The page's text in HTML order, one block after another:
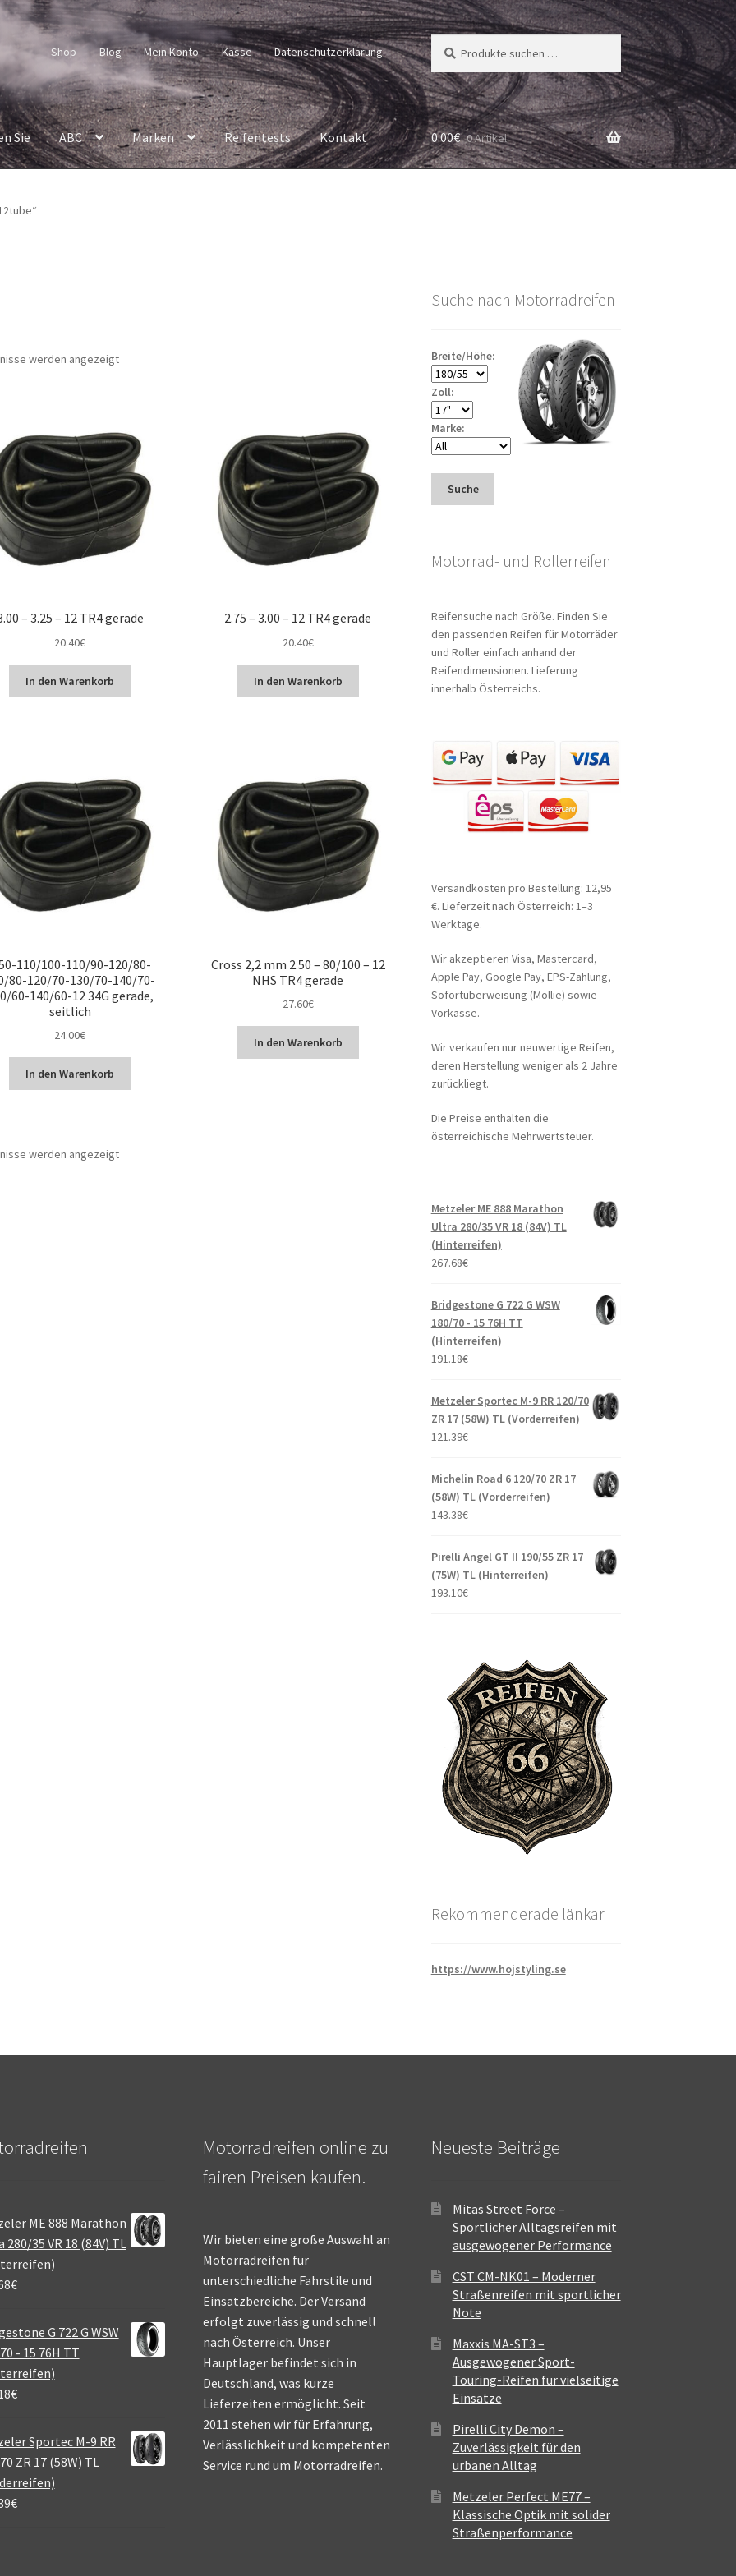
Shop Blog Mein Konto Kasse Datenschutzerklärung
Suchen
nach:
Suchen
Sie ABC Marken Reifentests Kontakt 0.00€ 0 Artikel
werden angezeigtNach
– 3.25 – 12 TR4 gerade
20.40€
In den Warenkorb
2.75 – 3.00 – 12 TR4 gerade
20.40€
In den Warenkorb
110/100-110/90-120/80-
80-120/70-130/70-140/70-
60-140/60-12 34G gerade,
seitlich
24.00€
In den Warenkorb
Cross 2,2 mm 2.50 – 80/100 – 12
NHS TR4 gerade
27.60€
In den Warenkorb
werden angezeigtNach
Suche nach Motorradreifen
Breite/Höhe:
Zoll:
Marke:
Suche
Motorrad- und Rollerreifen
Reifensuche nach Größe. Finden Sie
den passenden Reifen für Motorräder
und Roller einfach anhand der
Reifendimensionen. Lieferung
innerhalb Österreichs.
Versandkosten pro Bestellung: 12,95
€. Lieferzeit nach Österreich: 1–3
Werktage.
Wir akzeptieren Visa, Mastercard,
Apple Pay, Google Pay, EPS-Zahlung,
Sofortüberweisung (Mollie) sowie
Vorkasse.
Wir verkaufen nur neuwertige Reifen,
deren Herstellung weniger als 2 Jahre
zurückliegt.
Die Preise enthalten die
österreichische Mehrwertsteuer.
Metzeler ME 888 Marathon
Ultra 280/35 VR 18 (84V) TL
(Hinterreifen)
267.68€
Bridgestone G 722 G WSW
180/70 - 15 76H TT
(Hinterreifen)
191.18€
Metzeler Sportec M-9 RR 120/70
ZR 17 (58W) TL (Vorderreifen)
121.39€
Michelin Road 6 120/70 ZR 17
(58W) TL (Vorderreifen)
143.38€
Pirelli Angel GT II 190/55 ZR 17
(75W) TL (Hinterreifen)
193.10€
Rekommenderade länkar
https://www.hojstyling.se
ME 888 Marathon
280/35 VR 18 (84V) TL
€
G 722 G WSW
- 15 76H TT
€
Sportec M-9 RR
ZR 17 (58W) TL
€
Motorradreifen online zu
fairen Preisen kaufen.
Wir bieten eine große Auswahl an
Motorradreifen für
unterschiedliche Fahrstile und
Einsatzbereiche. Der Versand
erfolgt zuverlässig und schnell
nach Österreich. Unser
Hauptlager befindet sich in
Deutschland, was kurze
Lieferzeiten ermöglicht. Seit
2011 stehen wir für Erfahrung,
Verlässlichkeit und kompetenten
Service rund um Motorradreifen.
Neueste Beiträge
Mitas Street Force –
Sportlicher Alltagsreifen mit
ausgewogener Performance
CST CM-NK01 – Moderner
Straßenreifen mit sportlicher
Note
Maxxis MA-ST3 –
Ausgewogener Sport-
Touring-Reifen für vielseitige
Einsätze
Pirelli City Demon –
Zuverlässigkeit für den
urbanen Alltag
Metzeler Perfect ME77 –
Klassische Optik mit solider
Straßenperformance